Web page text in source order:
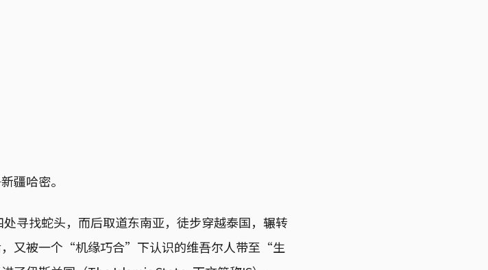
疆哈密。
寻找蛇头，而后取道东南亚，徒步穿越泰国，辗转
又被一个“机缘巧合”下认识的维吾尔人带至“生